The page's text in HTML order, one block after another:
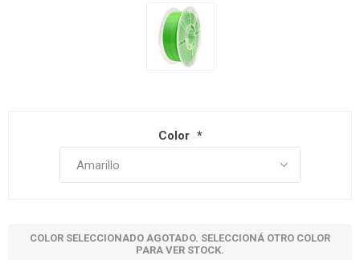
Color *
COLOR SELECCIONADO AGOTADO. SELECCIONÁ OTRO COLOR
PARA VER STOCK.